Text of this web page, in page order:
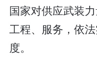
国家对供应武装
工程、服务，依
度。